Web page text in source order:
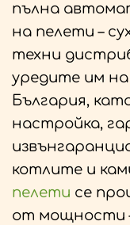
пълна
на пелети –
техни
уредите им
България,
настройка,
котлите и
пелети се
от мощности –